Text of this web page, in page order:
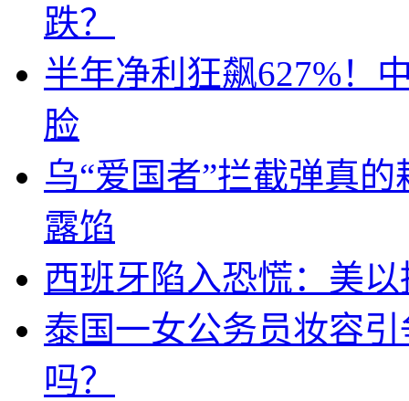
跌？
半年净利狂飙627%！
脸
乌“爱国者”拦截弹真
露馅
西班牙陷入恐慌：美
泰国一女公务员妆容
吗？